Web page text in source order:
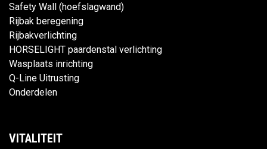
Safety Wall (hoefslagwand)
Rijbak beregening
Rijbakverlichting
HORSELIGHT paardenstal verlichting
Wasplaats inrichting
Q-Line Uitrusting
Onderdelen
VITALITEIT